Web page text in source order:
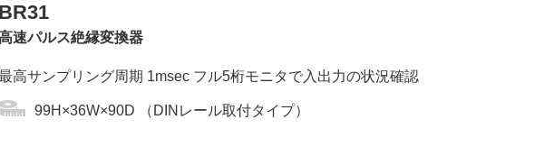
BR31
速パルス絶縁変換器
高サンプリング周期 1msec フル5桁モニタで入出力の状況確認
99H×36W×90D （DINレール取付タイプ）